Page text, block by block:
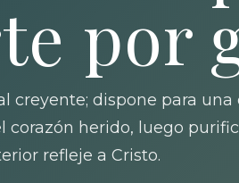
por
creyente; dispone para una
corazón herido, luego
refleje a Cristo.